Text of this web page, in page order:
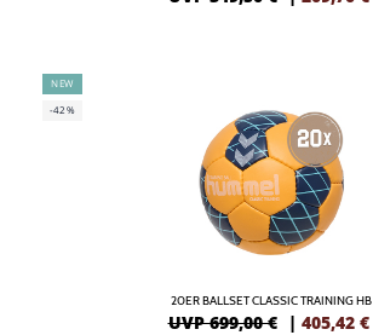
NEW
-42%
20ER BALLSET CLASSIC TRAINING HB
UVP 699,00 € | 405,42 €